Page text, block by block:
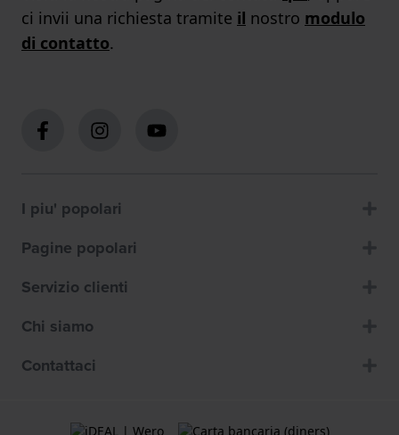
ci invii una richiesta tramite il nostro modulo
di contatto.
I piu' popolari
Pagine popolari
Servizio clienti
Chi siamo
Contattaci